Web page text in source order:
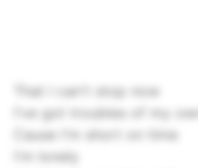
That I can't stop now
I've got troubles of my own
Cause I'm short on time
I'm lonely